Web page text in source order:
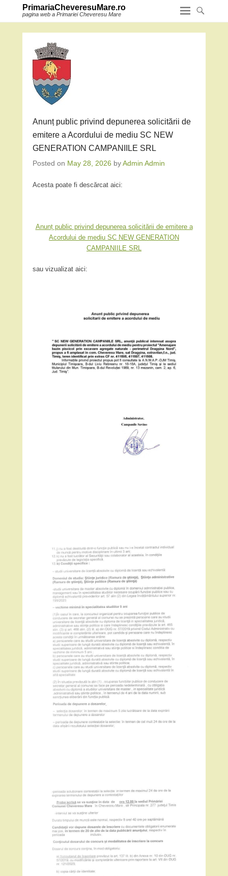
PrimariaCheveresuMare.ro
pagina web a Primariei Cheveresu Mare
Anunț public privind depunerea solicitării de
emitere a Acordului de mediu SC NEW
GENERATION CAMPANIILE SRL
Posted on May 28, 2026 byAdmin Admin
Acesta poate fi descărcat aici:
Anunț public privind depunerea solicitării de emitere a
Acordului de mediu SC NEW GENERATION
CAMPANIILE SRL
sau vizualizat aici: